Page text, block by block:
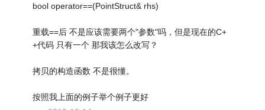
bool operator==(PointStruct& rhs)
重载==后 不是应该需要两个"参数"吗，但是现在的C+
+代码 只有一个 那我该怎么改写？
拷贝的构造函数 不是很懂。
按照我上面的例子举个例子更好